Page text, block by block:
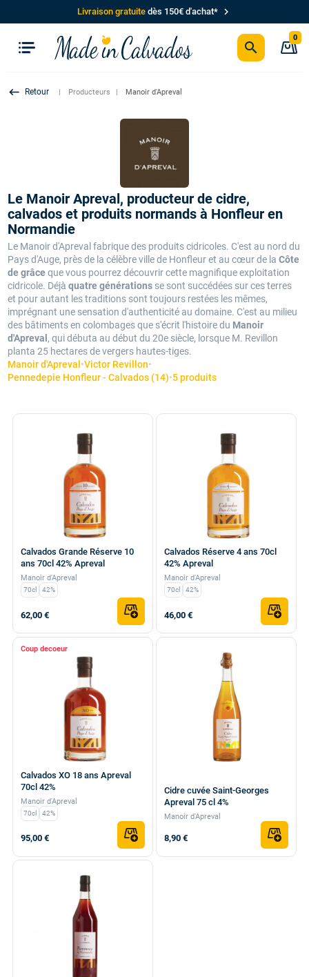
Livraison gratuitedès 150€ d'achat* chevron_right
search
0
keyboard_backspace Producteurs Manoir d'Apreval
Le Manoir Apreval, producteur de cidre,
calvados et produits normands à Honfleur en
Normandie
Le Manoir d'Apreval fabrique des produits cidricoles. C'est au nord du
Pays d'Auge, près de la célèbre ville de Honfleur et au cœur de laCôte
de grâce que vous pourrez découvrir cette magnifique exploitation
cidricole. Déjàquatre générations se sont succédées sur ces terres
et pour autant les traditions sont toujours restées les mêmes,
imprégnant une sensation d'authenticité au domaine. C'est au milieu
des bâtiments en colombages que s'écrit l'histoire du Manoir
d'Apreval , qui débuta au début du 20e siècle, lorsque M. Revillon
planta 25 hectares de vergers hautes-tiges.
Manoir d'Apreval •Victor Revillon•
Pennedepie Honfleur - Calvados (14)•5 produits
Calvados Grande Réserve 10
ans 70cl 42% Apreval
Manoir d'Apreval
70cl 42%
62,00 €
Calvados Réserve 4 ans 70cl
42% Apreval
Manoir d'Apreval
70cl 42%
46,00 €
Coup de
Calvados XO 18 ans Apreval
70cl 42%
Manoir d'Apreval
70cl 42%
95,00 €
Cidre cuvée Saint-Georges
Apreval 75 cl 4%
Manoir d'Apreval
8,90 €